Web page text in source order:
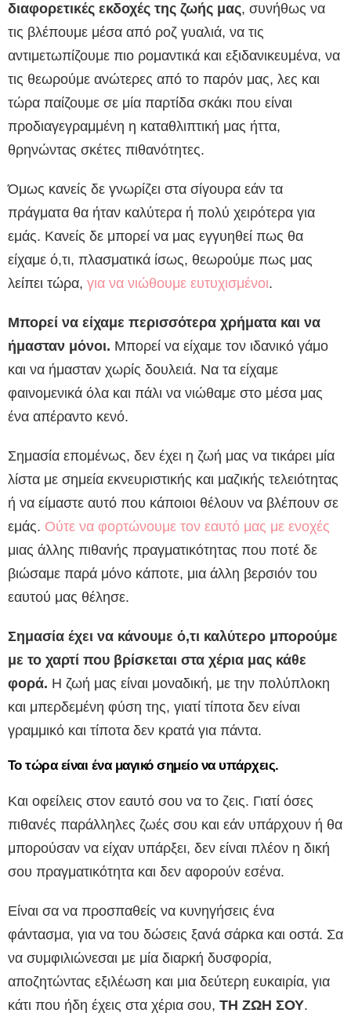
διαφορετικές εκδοχές της ζωής μας, συνήθως να
τις βλέπουμε μέσα από ροζ γυαλιά, να τις
αντιμετωπίζουμε πιο ρομαντικά και εξιδανικευμένα, να
τις θεωρούμε ανώτερες από το παρόν μας, λες και
τώρα παίζουμε σε μία παρτίδα σκάκι που είναι
προδιαγεγραμμένη η καταθλιπτική μας ήττα,
θρηνώντας σκέτες πιθανότητες.
Όμως κανείς δε γνωρίζει στα σίγουρα εάν τα
πράγματα θα ήταν καλύτερα ή πολύ χειρότερα για
εμάς. Κανείς δε μπορεί να μας εγγυηθεί πως θα
είχαμε ό,τι, πλασματικά ίσως, θεωρούμε πως μας
λείπει τώρα, για να νιώθουμε ευτυχισμένοι.
Μπορεί να είχαμε περισσότερα χρήματα και να
ήμασταν μόνοι. Μπορεί να είχαμε τον ιδανικό γάμο
και να ήμασταν χωρίς δουλειά. Να τα είχαμε
φαινομενικά όλα και πάλι να νιώθαμε στο μέσα μας
ένα απέραντο κενό.
Σημασία επομένως, δεν έχει η ζωή μας να τικάρει μία
λίστα με σημεία εκνευριστικής και μαζικής τελειότητας
ή να είμαστε αυτό που κάποιοι θέλουν να βλέπουν σε
εμάς. Ούτε να φορτώνουμε τον εαυτό μας με ενοχές
μιας άλλης πιθανής πραγματικότητας που ποτέ δε
βιώσαμε παρά μόνο κάποτε, μια άλλη βερσιόν του
εαυτού μας θέλησε.
Σημασία έχει να κάνουμε ό,τι καλύτερο μπορούμε
με το χαρτί που βρίσκεται στα χέρια μας κάθε
φορά. Η ζωή μας είναι μοναδική, με την πολύπλοκη
και μπερδεμένη φύση της, γιατί τίποτα δεν είναι
γραμμικό και τίποτα δεν κρατά για πάντα.
Το τώρα είναι ένα μαγικό σημείο να υπάρχεις.
Και οφείλεις στον εαυτό σου να το ζεις. Γιατί όσες
πιθανές παράλληλες ζωές σου και εάν υπάρχουν ή θα
μπορούσαν να είχαν υπάρξει, δεν είναι πλέον η δική
σου πραγματικότητα και δεν αφορούν εσένα.
Είναι σα να προσπαθείς να κυνηγήσεις ένα
φάντασμα, για να του δώσεις ξανά σάρκα και οστά. Σα
να συμφιλιώνεσαι με μία διαρκή δυσφορία,
αποζητώντας εξιλέωση και μια δεύτερη ευκαιρία, για
κάτι που ήδη έχεις στα χέρια σου, ΤΗ ΖΩΗ ΣΟΥ.